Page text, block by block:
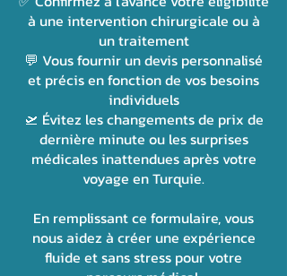
à une intervention chirurgicale ou à
un traitement
💬 Vous fournir un devis personnalisé
et précis en fonction de vos besoins
individuels
🛫 Évitez les changements de prix de
dernière minute ou les surprises
médicales inattendues après votre
voyage en Turquie.
En remplissant ce formulaire, vous
nous aidez à créer une expérience
fluide et sans stress pour votre